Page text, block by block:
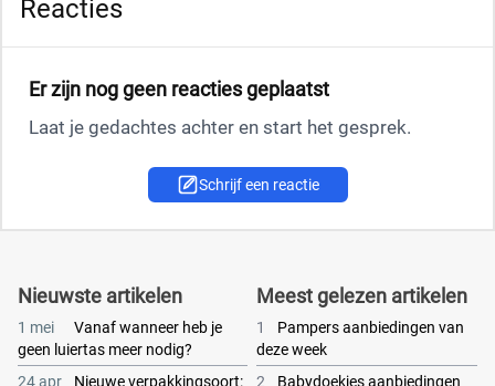
Reacties
Er zijn nog geen reacties geplaatst
Laat je gedachtes achter en start het gesprek.
Schrijf een reactie
Nieuwste artikelen
1 mei
Vanaf wanneer heb je
geen luiertas meer nodig?
24 apr
Nieuwe verpakkingsoort:
Meest gelezen artikelen
1
Pampers aanbiedingen van
deze week
2
Babydoekjes aanbiedingen